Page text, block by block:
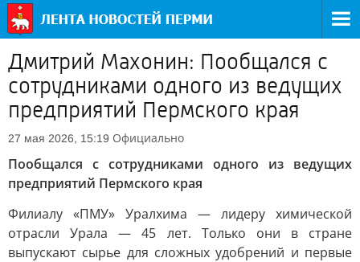
Дмитрий Махонин: Пообщался с
сотрудниками одного из ведущих
предприятий Пермского края
27 мая 2026, 15:19 Официально
Пообщался с сотрудниками одного из ведущих
предприятий Пермского края
Филиалу «ПМУ» Уралхима — лидеру химической
отрасли Урала — 45 лет. Только они в стране
выпускают сырье для сложных удобрений и первые